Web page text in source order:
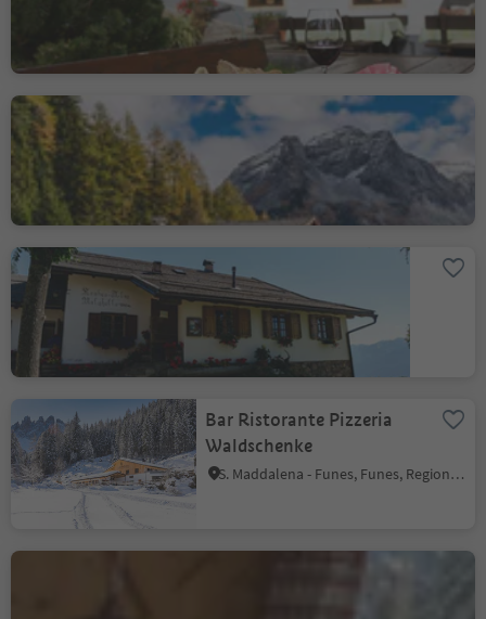
Angerer
Riva di Tures, Campo Tures, Valle Aurina
Malghette
Anterivo
Bar Ristorante Pizzeria
Waldschenke
S. Maddalena - Funes, Funes, Regione dolomitica Luson Val di Funes